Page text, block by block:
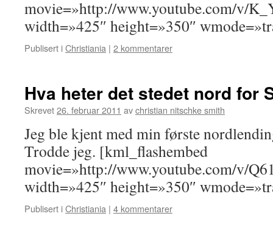
movie=»http://www.youtube.com/v/
width=»425″ height=»350″
Publisert iChristiania | 2 kommentarer
Hva heter det stedet nord for
Skrevet26. februar 2011 avchristian nitschke smith
Jeg ble kjent med min første
Trodde jeg. [kml_flashembed
movie=»http://www.youtube.com/v/
width=»425″ height=»350″
Publisert iChristiania | 4 kommentarer